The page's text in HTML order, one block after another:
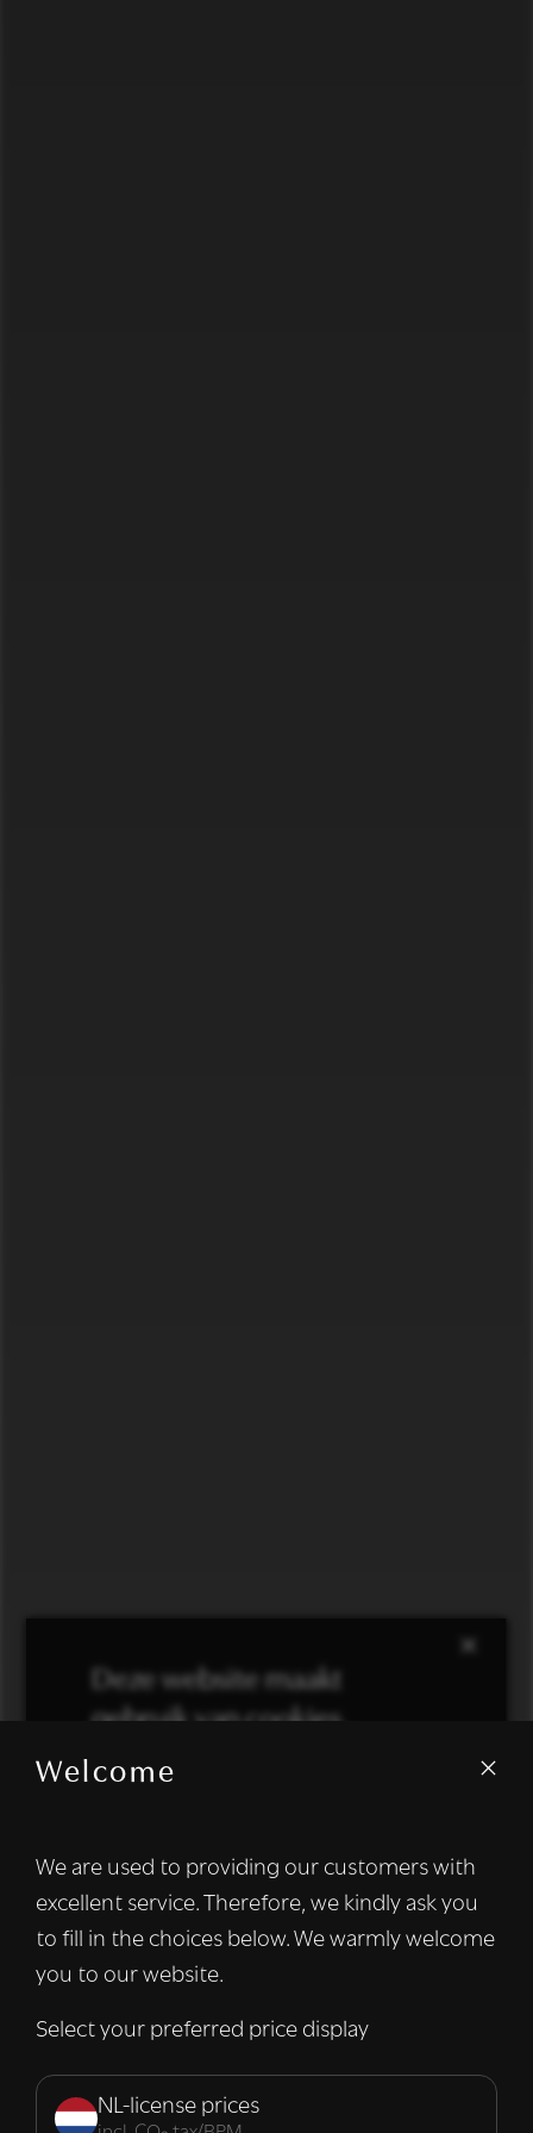
Welcome
We are used to providing our customers with
excellent service. Therefore, we kindly ask you
to fill in the choices below. We warmly welcome
you to our website.
Select your preferred price display
NL-license prices
×
Deze website maakt
gebruik van cookies.
We gebruiken cookies om inhoud en
informatie over uw gebruik van onze site
met onze advertentie- en analysepartners,
die deze kunnen combineren met andere
informatie die u aan hen heeft verstrekt of
van hun diensten. Lees verder
Strikt
noodzakelijk
Prestatie Targeting